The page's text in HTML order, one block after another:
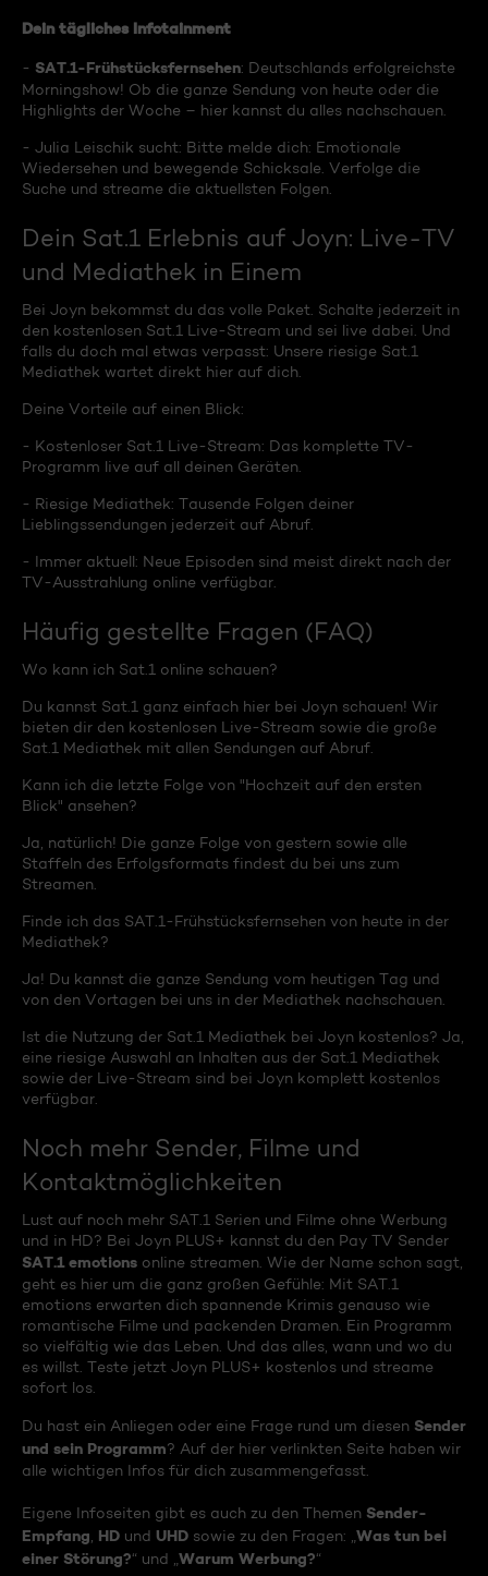
Dein tägliches Infotainment
- SAT.1-Frühstücksfernsehen: Deutschlands erfolgreichste
Morningshow! Ob die ganze Sendung von heute oder die
Highlights der Woche – hier kannst du alles nachschauen.
- Julia Leischik sucht: Bitte melde dich: Emotionale
Wiedersehen und bewegende Schicksale. Verfolge die
Suche und streame die aktuellsten Folgen.
Dein Sat.1 Erlebnis auf Joyn: Live-TV
und Mediathek in Einem
Bei Joyn bekommst du das volle Paket. Schalte jederzeit in
den kostenlosen Sat.1 Live-Stream und sei live dabei. Und
falls du doch mal etwas verpasst: Unsere riesige Sat.1
Mediathek wartet direkt hier auf dich.
Deine Vorteile auf einen Blick:
- Kostenloser Sat.1 Live-Stream: Das komplette TV-
Programm live auf all deinen Geräten.
- Riesige Mediathek: Tausende Folgen deiner
Lieblingssendungen jederzeit auf Abruf.
- Immer aktuell: Neue Episoden sind meist direkt nach der
TV-Ausstrahlung online verfügbar.
Häufig gestellte Fragen (FAQ)
Wo kann ich Sat.1 online schauen?
Du kannst Sat.1 ganz einfach hier bei Joyn schauen! Wir
bieten dir den kostenlosen Live-Stream sowie die große
Sat.1 Mediathek mit allen Sendungen auf Abruf.
Kann ich die letzte Folge von "Hochzeit auf den ersten
Blick" ansehen?
Ja, natürlich! Die ganze Folge von gestern sowie alle
Staffeln des Erfolgsformats findest du bei uns zum
Streamen.
Finde ich das SAT.1-Frühstücksfernsehen von heute in der
Mediathek?
Ja! Du kannst die ganze Sendung vom heutigen Tag und
von den Vortagen bei uns in der Mediathek nachschauen.
Ist die Nutzung der Sat.1 Mediathek bei Joyn kostenlos? Ja,
eine riesige Auswahl an Inhalten aus der Sat.1 Mediathek
sowie der Live-Stream sind bei Joyn komplett kostenlos
verfügbar.
Noch mehr Sender, Filme und
Kontaktmöglichkeiten
Lust auf noch mehr SAT.1 Serien und Filme ohne Werbung
und in HD? Bei Joyn PLUS+ kannst du den Pay TV Sender
SAT.1 emotions online streamen. Wie der Name schon sagt,
geht es hier um die ganz großen Gefühle: Mit SAT.1
emotions erwarten dich spannende Krimis genauso wie
romantische Filme und packenden Dramen. Ein Programm
so vielfältig wie das Leben. Und das alles, wann und wo du
es willst. Teste jetzt Joyn PLUS+ kostenlos und streame
sofort los.
Du hast ein Anliegen oder eine Frage rund um diesen Sender
und sein Programm? Auf der hier verlinkten Seite haben wir
alle wichtigen Infos für dich zusammengefasst.
Eigene Infoseiten gibt es auch zu den Themen Sender-
Empfang HD und UHD sowie zu den Fragen: „ Was tun bei
einer Störung?“ und „ Warum Werbung?“